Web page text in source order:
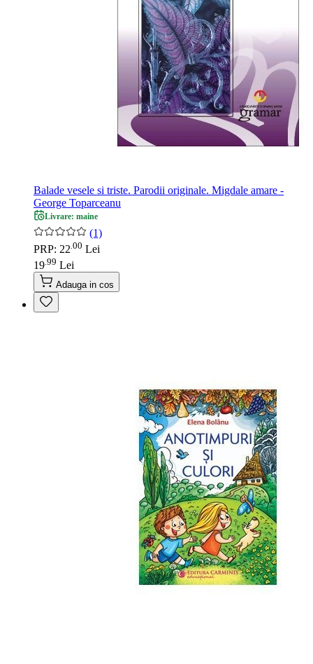
Balade vesele si triste. Parodii originale. Migdale amare -
George Toparceanu
Livrare: maine
(1)
PRP: 22 00 Lei
19 99 Lei
Adauga in cos